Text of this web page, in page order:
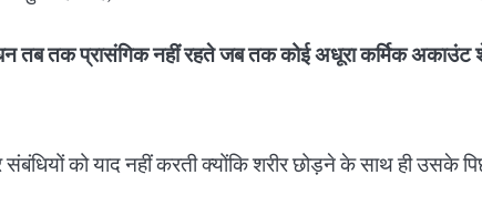
तब तक प्रासंगिक नहीं रहते जब तक कोई अधूरा कर्मिक अकाउंट
संबंधियों को याद नहीं करती क्योंकि शरीर छोड़ने के साथ ही